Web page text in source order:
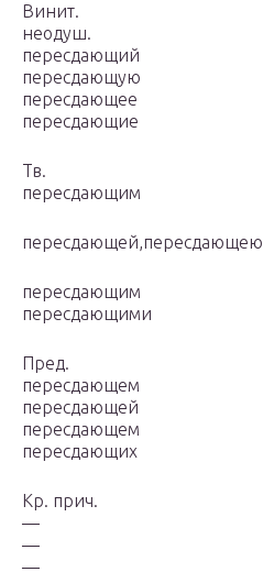
Винит.
неодуш.
пересдающий
пересдающую
пересдающее
пересдающие
Тв.
пересдающим
пересдающей,пересдающею
пересдающим
пересдающими
Пред.
пересдающем
пересдающей
пересдающем
пересдающих
Кр. прич.
—
—
—